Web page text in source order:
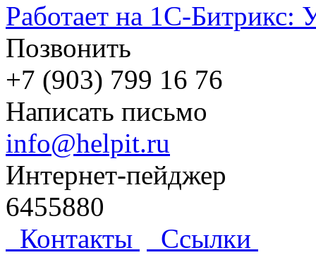
Работает на 1С-Битрикс:
Позвонить
+7 (903) 799 16 76
Написать письмо
info@helpit.ru
Интернет-пейджер
6455880
Контакты
Ссылки